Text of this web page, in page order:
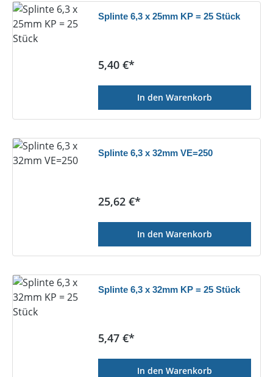
Splinte 6,3 x 25mm KP = 25 Stück
Regulärer Preis:
5,40 €*
In den Warenkorb
Splinte 6,3 x 32mm VE=250
Regulärer Preis:
25,62 €*
In den Warenkorb
Splinte 6,3 x 32mm KP = 25 Stück
Regulärer Preis:
5,47 €*
In den Warenkorb